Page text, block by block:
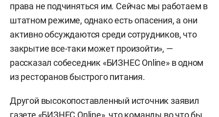
права не подчиняться им. Сейчас мы работаем в
штатном режиме, однако есть опасения, а они
активно обсуждаются среди сотрудников, что
закрытие все-таки может произойти», —
рассказал собеседник «БИЗНЕС Online» в одном
из ресторанов быстрого питания.
Другой высокопоставленный источник заявил
газете «БИЗНЕС Online», что команды во что бы